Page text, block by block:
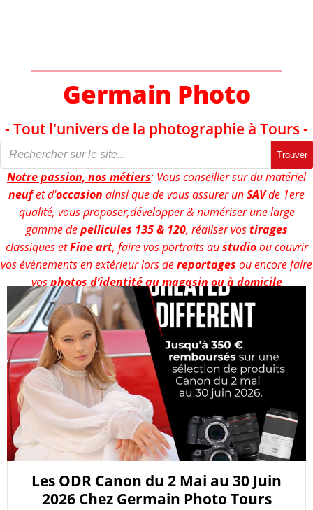
Germain Photo
- Tout l'univers de la photographie à Tours -
Trouver
Notre passion, nos métiers: Vous conseiller sur du matériel
neufet d'occasion ainsi que de vous assurer unSAVde 1ere
qualité, vous proposer,développer & numériser une large
gamme depellicules 135 & 120, réaliser vostirages
classiques etFine art, faire vos portraits austudioou couvrir
vos évènements en extérieur lors dereportages ou encore faire
vosphotos d’identité au magasin ou à domicile
Les ODR Canon du 2 Mai au 30 Juin
2026 Chez Germain Photo Tours